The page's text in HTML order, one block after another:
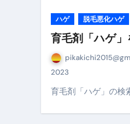
アー
【ひ
弁護
ハゲ 脱毛悪化ハゲ
育毛剤「ハゲ」
2023
育毛剤「ハゲ」の